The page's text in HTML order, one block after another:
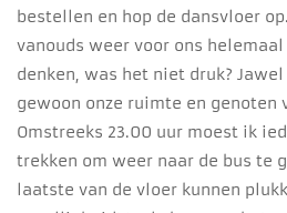
bestellen en hop de dansvloer
vanouds weer voor ons
denken, was het niet druk?
gewoon onze ruimte en genoten
Omstreeks 23.00 uur moest ik
trekken om weer naar de bus te
laatste van de vloer kunnen